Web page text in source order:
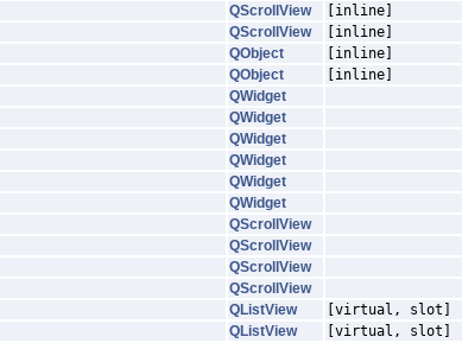
QScrollView
[inline]
QScrollView
[inline]
QObject
[inline]
QObject
[inline]
QWidget
QWidget
QWidget
QWidget
QWidget
QWidget
QScrollView
QScrollView
QScrollView
QScrollView
QListView
[virtual, slot]
QListView
[virtual, slot]